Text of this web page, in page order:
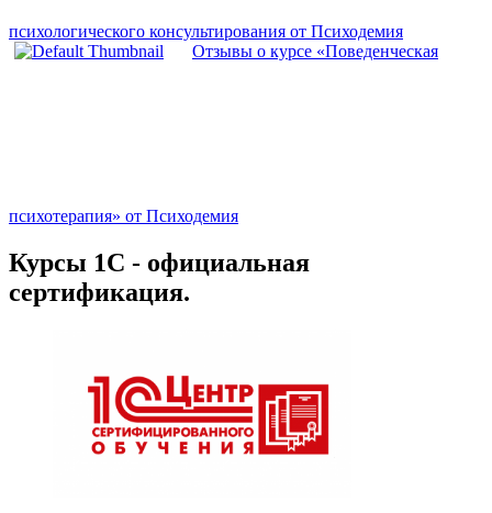
психологического консультирования от Психодемия
Отзывы о курсе «Поведенческая
психотерапия» от Психодемия
Курсы 1С - официальная
сертификация.